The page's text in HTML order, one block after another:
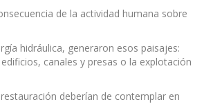
de la actividad humana sobre
hidráulica, generaron esos paisajes:
canales y presas o la explotación
deberían de contemplar en